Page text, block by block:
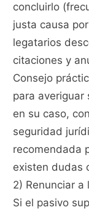
concluirlo
justa causa
legatarios
citaciones y
Consejo
para averiguar
en su caso,
seguridad
recomendada
existen dudas
2) Renunciar a
Si el pasivo